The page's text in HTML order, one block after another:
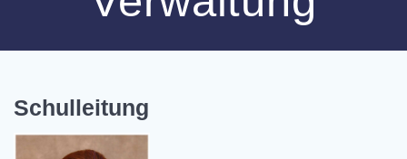
Schulleitung